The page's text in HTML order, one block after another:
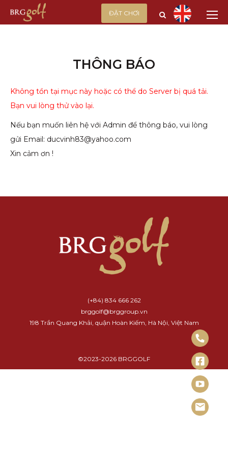
ĐẶT CHƠI
THÔNG BÁO
Không tồn tại mục này hoặc có thể do Server bị quá tải.
Bạn vui lòng thử vào lại.
Nếu bạn muốn liên hệ với Admin để thông báo, vui lòng
gửi Email: ducvinh83@yahoo.com
Xin cảm ơn !
(+84) 834 666 262
brggolf@brggroup.vn
198 Trần Quang Khải, quận Hoàn Kiếm, Hà Nội, Việt Nam
©2023-2026 BRGGOLF